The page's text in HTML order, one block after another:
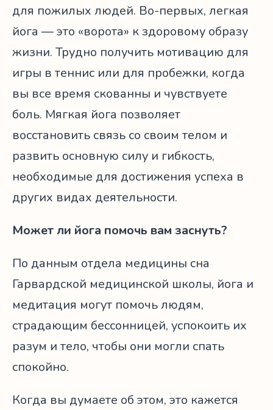
для пожилых людей. Во-первых, легкая
йога — это «ворота» к здоровому образу
жизни. Трудно получить мотивацию для
игры в теннис или для пробежки, когда
вы все время скованны и чувствуете
боль. Мягкая йога позволяет
восстановить связь со своим телом и
развить основную силу и гибкость,
необходимые для достижения успеха в
других видах деятельности.
Может ли йога помочь вам заснуть?
По данным отдела медицины сна
Гарвардской медицинской школы, йога и
медитация могут помочь людям,
страдающим бессонницей, успокоить их
разум и тело, чтобы они могли спать
спокойно.
Когда вы думаете об этом, это кажется